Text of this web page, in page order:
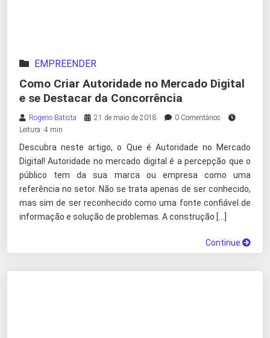
EMPREENDER
Como Criar Autoridade no Mercado Digital
e se Destacar da Concorrência
Rogerio Batista 21 de maio de 2018
0 Comentários
Leitura: 4 min
Descubra neste artigo, o Que é Autoridade no Mercado
Digital! Autoridade no mercado digital é a percepção que o
público tem da sua marca ou empresa como uma
referência no setor. Não se trata apenas de ser conhecido,
mas sim de ser reconhecido como uma fonte confiável de
informação e solução de problemas. A construção […]
Continue